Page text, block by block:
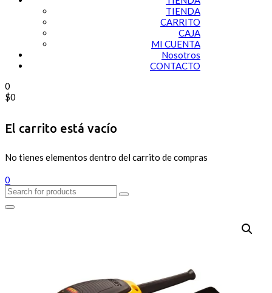
TIENDA
CARRITO
CAJA
MI CUENTA
Nosotros
CONTACTO
0
$0
El carrito está vacío
No tienes elementos dentro del carrito de compras
0